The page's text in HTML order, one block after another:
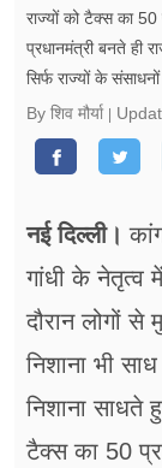
वीडियो
रिलेशनशिप
जीवन मंत्रा
सेहत
ब्‍यूटी
जॉब्स
शिक्षा
राज्यों को टैक्स का
प्रधानमंत्री बनते ही
सिर्फ राज्यों के
By शिव मौर्या
नई दिल्ली।
गांधी के नेतृत्व
दौरान लोगों
निशाना भी
निशाना साधते
टैक्स का 50